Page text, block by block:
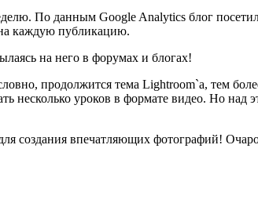
По данным Google Analytics блог
каждую публикацию.
на него в форумах и блогах!
продолжится тема Lightroom`а, тем
несколько уроков в формате видео. Но над
создания впечатляющих фотографий!